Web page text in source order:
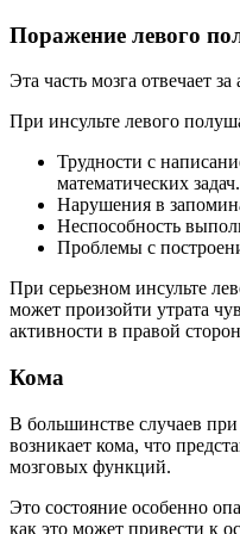
Поражение левого
Эта часть мозга отвечает
При инсульте левого
Трудности с
математических задач.
Нарушения в
Неспособность
Проблемы с
При серьезном инсульте
может произойти утрата
активности в правой
Кома
В большинстве случаев
возникает кома, что
мозговых функций.
Это состояние особенно
как это может привести к